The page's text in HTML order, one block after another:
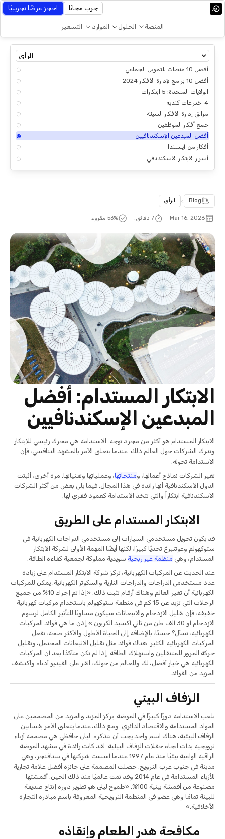
المنصة الحلول الموارد التسعير
جرب مجانًا احجز عرضًا تجريبيًا
الرأي
أفضل 10 منصات للتمويل الجماعي
أفضل 10 برامج لإدارة الأفكار 2024
الولايات المتحدة: 5 ابتكارات
4 اختراعات كندية
مزالق إدارة الأفكار السيئة
جمع أفكار الموظفين
أفضل المبدعين الإسكندنافيين
أفكار من آيسلندا
أسرار الابتكار الاسكندنافي
Blog
> الرأي
Mar 16, 2026 7 دقائق. 53% مقروء
الابتكار المستدام: أفضل
المبدعين الإسكندنافيين
الابتكار المستدام هو أكثر من مجرد توجه. الاستدامة هي محرك رئيسي للابتكار
وتدرك الشركات حول العالم ذلك. عندما يتعلق الأمر بالمشهد التنافسي، فإن
الاستدامة تحوله.
تغير الشركات نماذج أعمالها، ومنتجاتها ، وعملياتها وتقنياتها. مرة أخرى، أثبتت
الدول الاسكندنافية أنها رائدة في هذا المجال. فيما يلي بعض من أكثر الشركات
الاسكندنافية ابتكاراً والتي تتخذ الاستدامة كعمود فقري لها.
الابتكار المستدام على الطريق
قد يكون تحويل مستخدمي السيارات إلى مستخدمي الدراجات الكهربائية في
ستوكهولم وغوتنبرغ تحديًا كبيرًا، لكنها أيضًا المهمة الأولى لشركة الابتكار
المستدام، وهي منظمة غير ربحية سويدية مملوكة لجمعية كفاءة الطاقة.
عند الحديث عن المركبات الكهربائية، تركز شركة الابتكار المستدام على زيادة
عدد مستخدمي الدراجات والدراجات النارية والسكوتر الكهربائية. يمكن للمركبات
الكهربائية أن تغير العالم وهناك أرقام تثبت ذلك. «إذا تم إجراء 10% من جميع
الرحلات التي تزيد عن 15 كم في منطقة ستوكهولم باستخدام مركبات كهربائية
خفيفة، فإن تقليل الازدحام والانبعاثات سيكون مساويًا للتأثير الكامل لرسوم
الازدحام أو 30 ألف طن من ثاني أكسيد الكربون.» إذن ما هي فوائد المركبات
الكهربائية، تسأل؟ حسنًا، بالإضافة إلى الحياة الأطول والأكثر صحة، تفعل
المركبات الكهربائية الكثير. هناك فوائد مثل تقليل الانبعاثات المحتمل، وتقليل
حركة المرور للمتنقلين واستهلاك الطاقة. إذا لم تكن متأكدًا بعد أن المركبات
الكهربائية هي خيار أفضل، لك وللعالم من حولك، انقر على الفيديو أدناه واكتشف
المزيد من الفوائد.
الزفاف البيئي
تلعب الاستدامة دورًا كبيرًا في الموضة. يركز المزيد والمزيد من المصممين على
المواد المستدامة والاقتصاد الدائري. ومع ذلك، عندما يتعلق الأمر بفساتين
الزفاف البيئية، هناك اسم واحد يجب أن تتذكره. ليلى حافظي هي مصممة أزياء
نرويجية بدأت اتجاه حفلات الزفاف البيئية. لقد كانت رائدة في مشهد الموضة
الراقية الواعية بيئيًا منذ عام 1997 عندما أسست شركتها في ستافنجر، وهي
مدينة في جنوب غرب النرويج. حصلت المصممة على جائزة أفضل علامة تجارية
للأزياء المستدامة في عام 2014 وقد نمت عالميًا منذ ذلك الحين. أقمشتها
مصنوعة من أقمشة بيئية 100%. «طموح ليلى هو تطوير دورة إنتاج صديقة
للبيئة تمامًا وهي عضو في المنظمة النرويجية المعروفة باسم مبادرة التجارة
الأخلاقية.»
مكافحة هدر الطعام وإنقاذه